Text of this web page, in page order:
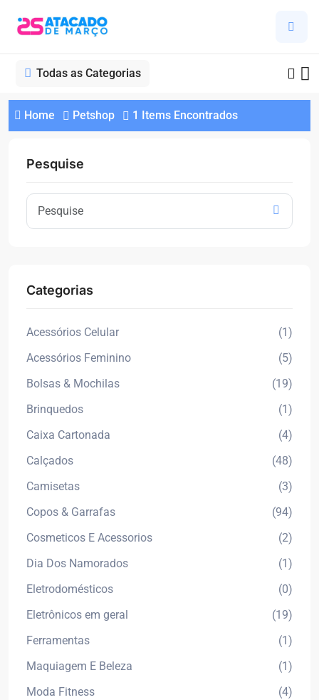
Todas as Categorias
Home Petshop 1 Items Encontrados
Pesquise
Categorias
Acessórios Celular
(1)
Acessórios Feminino
(5)
Bolsas & Mochilas
(19)
Brinquedos
(1)
Caixa Cartonada
(4)
Calçados
(48)
Camisetas
(3)
Copos & Garrafas
(94)
Cosmeticos E Acessorios
(2)
Dia Dos Namorados
(1)
Eletrodomésticos
(0)
Eletrônicos em geral
(19)
Ferramentas
(1)
Maquiagem E Beleza
(1)
Moda Fitness
(4)